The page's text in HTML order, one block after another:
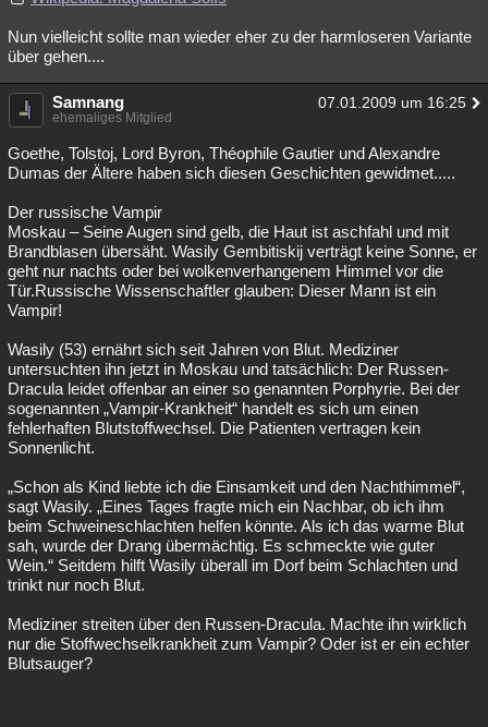
Nun vielleicht sollte man wieder eher zu der harmloseren Variante
über gehen....
Samnang 07.01.2009 um 16:25
ehemaliges Mitglied
Goethe, Tolstoj, Lord Byron, Théophile Gautier und Alexandre
Dumas der Ältere haben sich diesen Geschichten gewidmet.....
Der russische Vampir
Moskau – Seine Augen sind gelb, die Haut ist aschfahl und mit
Brandblasen übersäht. Wasily Gembitiskij verträgt keine Sonne, er
geht nur nachts oder bei wolkenverhangenem Himmel vor die
Tür.Russische Wissenschaftler glauben: Dieser Mann ist ein
Vampir!
Wasily (53) ernährt sich seit Jahren von Blut. Mediziner
untersuchten ihn jetzt in Moskau und tatsächlich: Der Russen-
Dracula leidet offenbar an einer so genannten Porphyrie. Bei der
sogenannten „Vampir-Krankheit“ handelt es sich um einen
fehlerhaften Blutstoffwechsel. Die Patienten vertragen kein
Sonnenlicht.
„Schon als Kind liebte ich die Einsamkeit und den Nachthimmel“,
sagt Wasily. „Eines Tages fragte mich ein Nachbar, ob ich ihm
beim Schweineschlachten helfen könnte. Als ich das warme Blut
sah, wurde der Drang übermächtig. Es schmeckte wie guter
Wein.“ Seitdem hilft Wasily überall im Dorf beim Schlachten und
trinkt nur noch Blut.
Mediziner streiten über den Russen-Dracula. Machte ihn wirklich
nur die Stoffwechselkrankheit zum Vampir? Oder ist er ein echter
Blutsauger?